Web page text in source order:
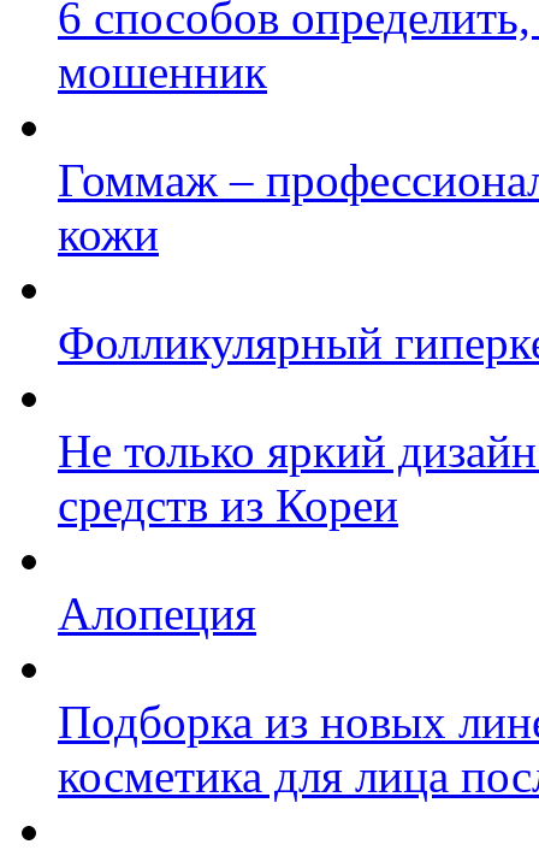
6 способов
мошенник
Гоммаж –
кожи
Фолликулярный
Не только яркий
средств из Кореи
Алопеция
Подборка из новых
косметика для лица